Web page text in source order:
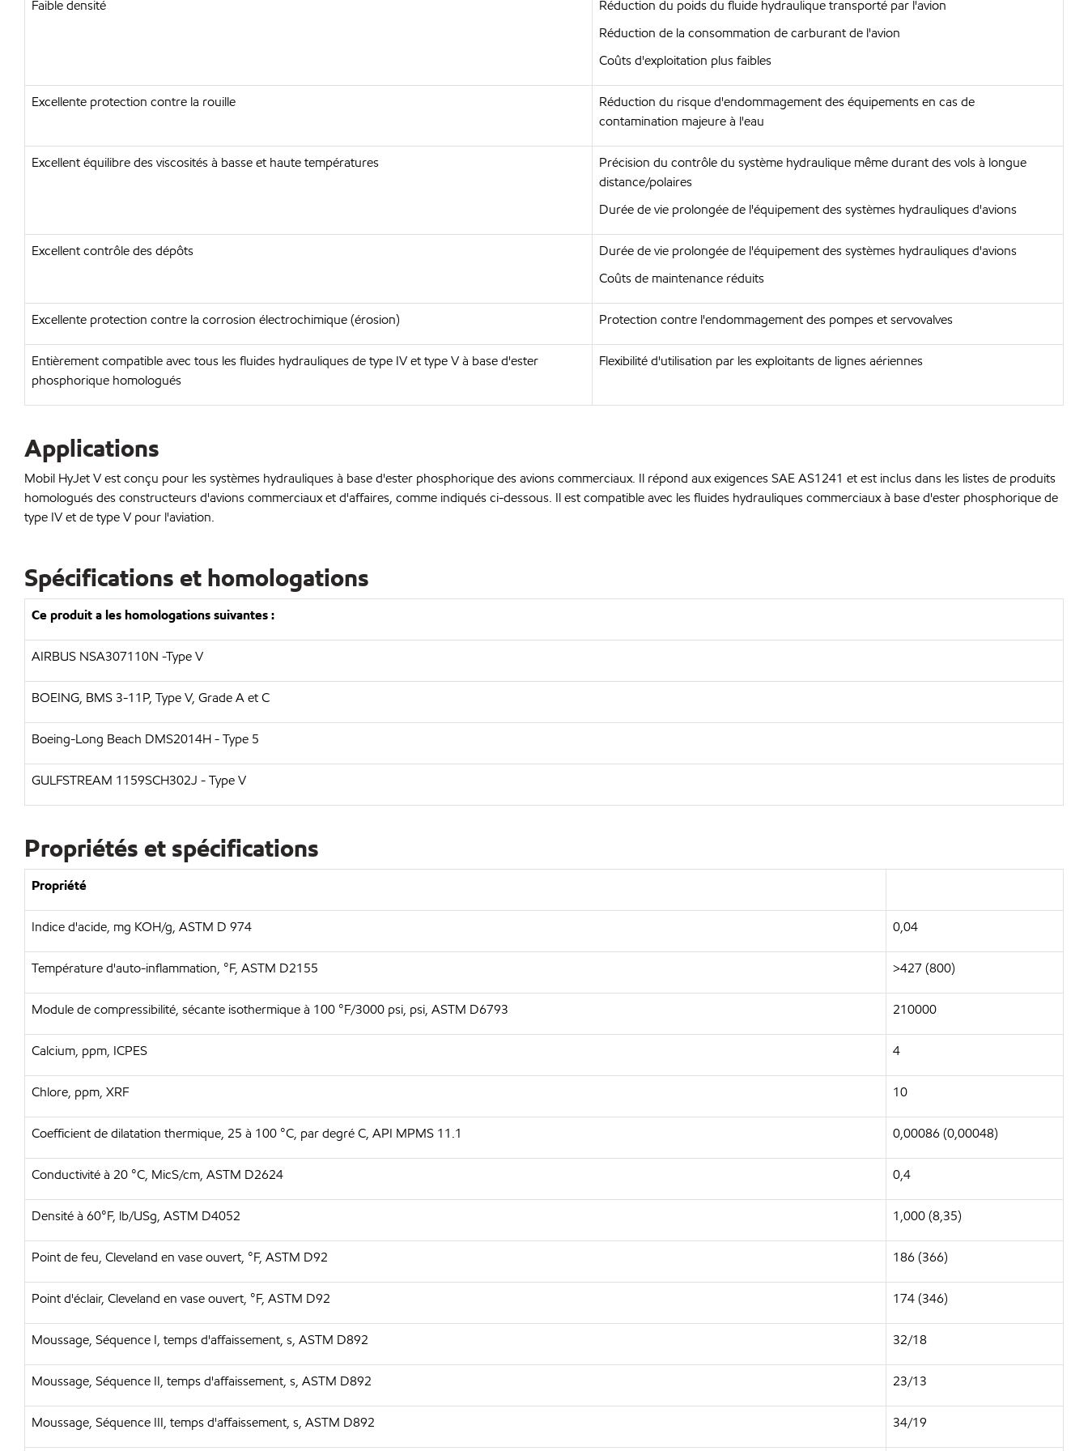
Faible densité
Réduction du poids du fluide hydraulique transporté par l'avion
Réduction de la consommation de carburant de l'avion
Coûts d'exploitation plus faibles
Excellente protection contre la rouille
Réduction du risque d'endommagement des équipements en cas de
contamination majeure à l'eau
Excellent équilibre des viscosités à basse et haute températures
Précision du contrôle du système hydraulique même durant des vols à longue
distance/polaires
Durée de vie prolongée de l'équipement des systèmes hydrauliques d'avions
Excellent contrôle des dépôts
Durée de vie prolongée de l'équipement des systèmes hydrauliques d'avions
Coûts de maintenance réduits
Excellente protection contre la corrosion électrochimique (érosion) Protection contre l'endommagement des pompes et servovalves
Entièrement compatible avec tous les fluides hydrauliques de type IV et type V à base d'ester
phosphorique homologués
Flexibilité d'utilisation par les exploitants de lignes aériennes
Applications
Mobil HyJet V est conçu pour les systèmes hydrauliques à base d'ester phosphorique des avions commerciaux. Il répond aux exigences SAE AS1241 et est inclus dans les listes de produits
homologués des constructeurs d'avions commerciaux et d'affaires, comme indiqués ci-dessous. Il est compatible avec les fluides hydrauliques commerciaux à base d'ester phosphorique de
type IV et de type V pour l'aviation.
Spécifications et homologations
Ce produit a les homologations suivantes :
AIRBUS NSA307110N -Type V
BOEING, BMS 3-11P, Type V, Grade A et C
Boeing-Long Beach DMS2014H - Type 5
GULFSTREAM 1159SCH302J - Type V
Propriétés et spécifications
Propriété
Indice d'acide, mg KOH/g, ASTM D 974 0,04
Température d'auto-inflammation, °F, ASTM D2155 >427 (800)
Module de compressibilité, sécante isothermique à 100 °F/3000 psi, psi, ASTM D6793 210000
Calcium, ppm, ICPES 4
Chlore, ppm, XRF 10
Coefficient de dilatation thermique, 25 à 100 °C, par degré C, API MPMS 11.1 0,00086 (0,00048)
Conductivité à 20 °C, MicS/cm, ASTM D2624 0,4
Densité à 60°F, lb/USg, ASTM D4052 1,000 (8,35)
Point de feu, Cleveland en vase ouvert, °F, ASTM D92 186 (366)
Point d'éclair, Cleveland en vase ouvert, °F, ASTM D92 174 (346)
Moussage, Séquence I, temps d'affaissement, s, ASTM D892 32/18
Moussage, Séquence II, temps d'affaissement, s, ASTM D892 23/13
Moussage, Séquence III, temps d'affaissement, s, ASTM D892 34/19